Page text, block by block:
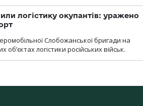
логістику окупантів: уражено
Слобожанської бригади на
логістики російських військ.